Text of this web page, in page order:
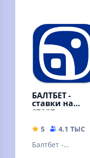
БАЛТБЕТ -
ставки на
спорт
5 4.1 ТЫС
Балтбет -